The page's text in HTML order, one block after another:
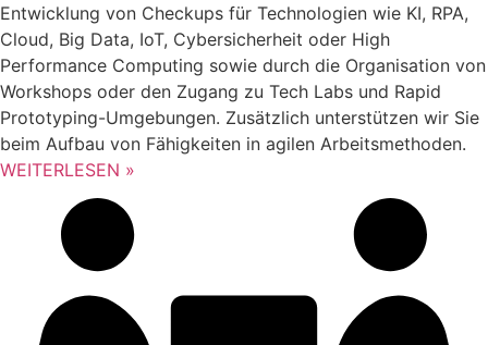
Entwicklung von Checkups für Technologien wie KI, RPA,
Cloud, Big Data, IoT, Cybersicherheit oder High
Performance Computing sowie durch die Organisation von
Workshops oder den Zugang zu Tech Labs und Rapid
Prototyping-Umgebungen. Zusätzlich unterstützen wir Sie
beim Aufbau von Fähigkeiten in agilen Arbeitsmethoden.
WEITERLESEN »